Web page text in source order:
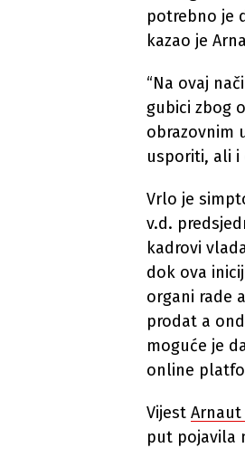
potrebno je
kazao je
“Na ovaj
gubici zbog
obrazovnim
usporiti, ali i
Vrlo je
v.d.
kadrovi
dok ova
organi rade
prodat a
moguće je
online
Vijest
put pojavila